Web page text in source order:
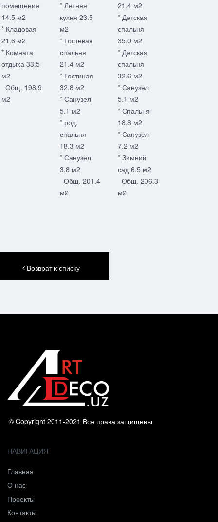
помещение
14.5 м2
* Кладовая
21.6 м2
* Комната
отдыха 33.5
м2
Общ. 198.9
м2
* Летняя
кухня 23.5
м2
* Гостевая
спальня
21.4 м2
* Гостиная
32.8 м2
* Санузел
5.1 м2
* род.
спальня
18.3 м2
* Санузел
3.8 м2
Общ. 201.4
м2
21.4 м2
* Детская
спальня
35.0 м2
* Детская
спальня
32.6 м2
* Санузел
5.1 м2
* Спальня
18.8 м2
* Санузел
7.2 м2
* Зимний
сад 6.5 м2
Общ. 206.3
м2
Возврат к списку
© Copyright 2011-2021 Все права защищены
НАВИГАЦИЯ
Главная
О нас
Проекты
Контакты